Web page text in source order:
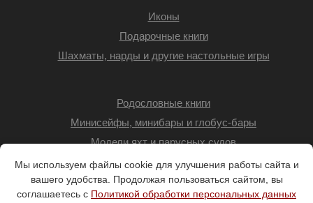
Иконы
Подарочные книги
Шахматы, нарды и другие настольные игры
Родословные книги
Минисейфы, минибары и глобус-бары
Модели яхт и парусных судов
Мы используем файлы cookie для улучшения работы сайта и
вашего удобства. Продолжая пользоваться сайтом, вы
соглашаетесь с Политикой обработки персональных данных